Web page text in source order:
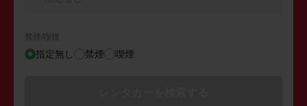
禁煙/喫煙
指定無し 禁煙 喫煙